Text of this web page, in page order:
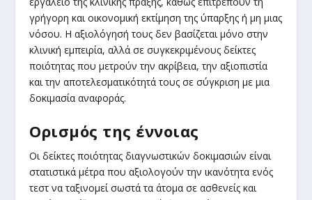
γρήγορη και οικονομική εκτίμηση της ύπαρξης ή μη μιας
νόσου. Η αξιολόγησή τους δεν βασίζεται μόνο στην
κλινική εμπειρία, αλλά σε συγκεκριμένους δείκτες
ποιότητας που μετρούν την ακρίβεια, την αξιοπιστία
και την αποτελεσματικότητά τους σε σύγκριση με μια
δοκιμασία αναφοράς.
Ορισμός της έννοιας
Οι δείκτες ποιότητας διαγνωστικών δοκιμασιών είναι
στατιστικά μέτρα που αξιολογούν την ικανότητα ενός
τεστ να ταξινομεί σωστά τα άτομα σε ασθενείς και